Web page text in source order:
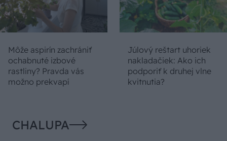
Môže aspirín zachrániť
ochabnuté izbové
rastliny? Pravda vás
možno prekvapí
Júlový reštart uhoriek
nakladačiek: Ako ich
podporiť k druhej vlne
kvitnutia?
CHALUPA